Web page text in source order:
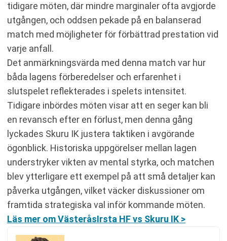
tidigare möten, där mindre marginaler ofta avgjorde
utgången, och oddsen pekade på en balanserad
match med möjligheter för förbättrad prestation vid
varje anfall.
Det anmärkningsvärda med denna match var hur
båda lagens förberedelser och erfarenhet i
slutspelet reflekterades i spelets intensitet.
Tidigare inbördes möten visar att en seger kan bli
en revansch efter en förlust, men denna gång
lyckades Skuru IK justera taktiken i avgörande
ögonblick. Historiska uppgörelser mellan lagen
understryker vikten av mental styrka, och matchen
blev ytterligare ett exempel på att små detaljer kan
påverka utgången, vilket väcker diskussioner om
framtida strategiska val inför kommande möten.
Läs mer om VästeråsIrsta HF vs Skuru IK >